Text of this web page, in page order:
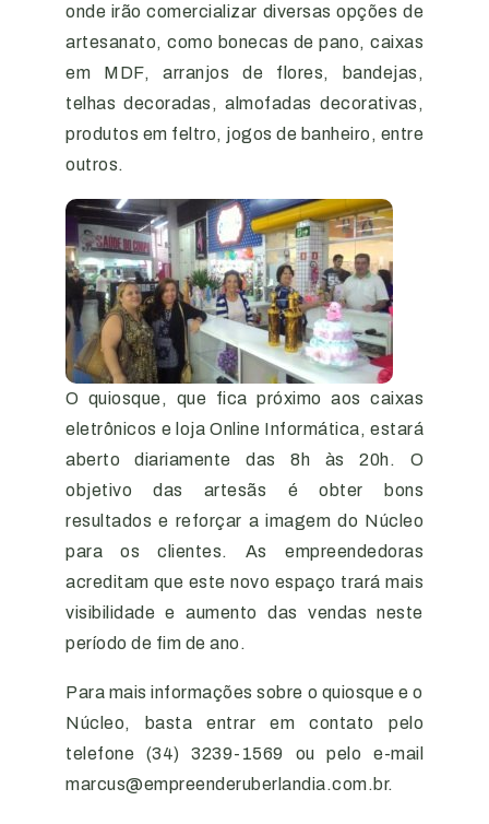
onde irão comercializar diversas opções de
artesanato, como bonecas de pano, caixas
em MDF, arranjos de flores, bandejas,
telhas decoradas, almofadas decorativas,
produtos em feltro, jogos de banheiro, entre
outros.
O quiosque, que fica próximo aos caixas
eletrônicos e loja Online Informática, estará
aberto diariamente das 8h às 20h. O
objetivo das artesãs é obter bons
resultados e reforçar a imagem do Núcleo
para os clientes. As empreendedoras
acreditam que este novo espaço trará mais
visibilidade e aumento das vendas neste
período de fim de ano.
Para mais informações sobre o quiosque e o
Núcleo, basta entrar em contato pelo
telefone (34) 3239-1569 ou pelo e-mail
marcus@empreenderuberlandia.com.br.